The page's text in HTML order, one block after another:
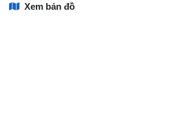
Xem bản đồ